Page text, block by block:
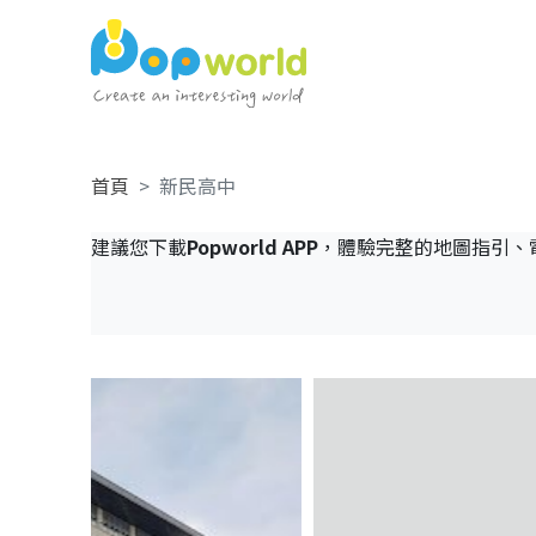
首頁 新民高中
建議您下載Popworld APP，體驗完整的地圖指引